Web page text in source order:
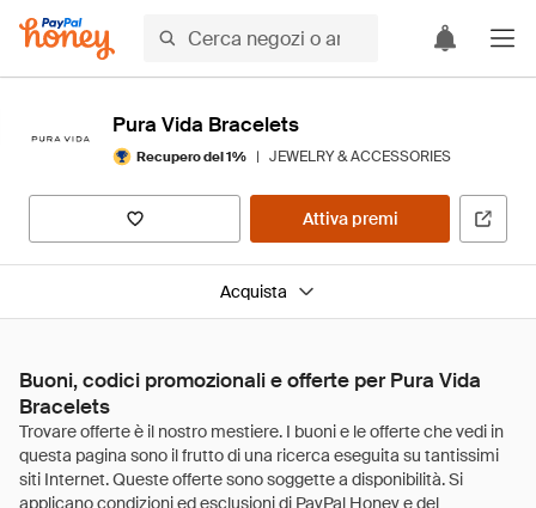
Pura Vida Bracelets
Recupero del 1% | JEWELRY & ACCESSORIES
Attiva premi
Acquista
Buoni, codici promozionali e offerte per Pura Vida
Bracelets